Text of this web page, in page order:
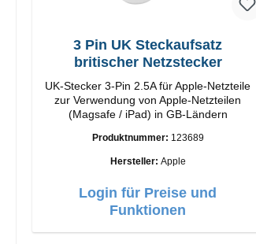
3 Pin UK Steckaufsatz
britischer Netzstecker
UK-Stecker 3-Pin 2.5A für Apple-Netzteile
zur Verwendung von Apple-Netzteilen
(Magsafe / iPad) in GB-Ländern
Produktnummer: 123689
Hersteller: Apple
Login für Preise und
Funktionen